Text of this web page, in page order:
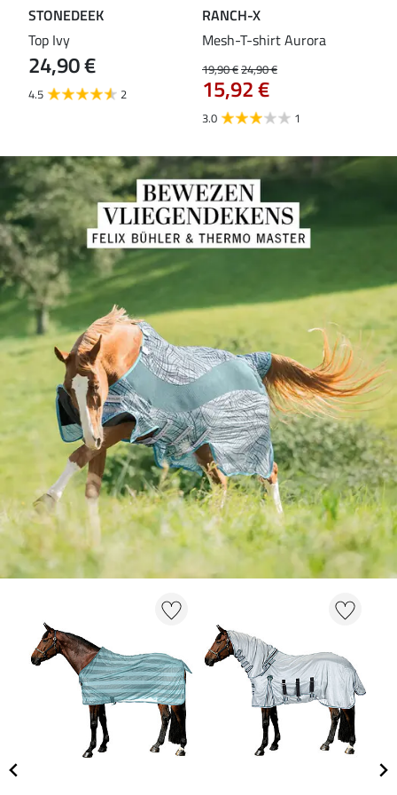
STONEDEEK
Top Ivy
24,90 €
4.5 2
RANCH-X
Mesh-T-shirt Aurora
19,90 €24,90 €
15,92 €
3.0 1